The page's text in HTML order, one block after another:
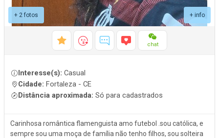
+ 2 fotos + info
chat
Interesse(s): Casual
Cidade: Fortaleza - CE
Distância aproximada: Só para cadastrados
Carinhosa romântica flamenguista amo futebol .sou católica, e
sempre sou uma moça de família não tenho filhos, sou solteira